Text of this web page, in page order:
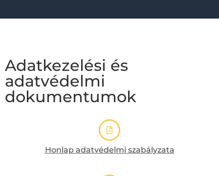
Adatkezelési és
adatvédelmi
dokumentumok
Honlap adatvédelmi szabályzata